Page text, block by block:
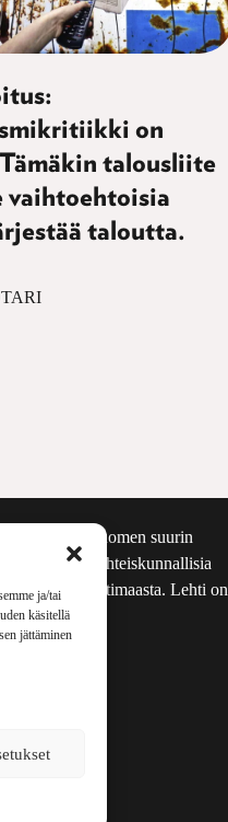
ja/tai
käsitellä
jättäminen
on
talousliite
vaihtoehtoisia
taloutta.
Suomen suurin
nostaa esiin yhteiskunnallisia
kuin kotimaasta. Lehti on
1999.